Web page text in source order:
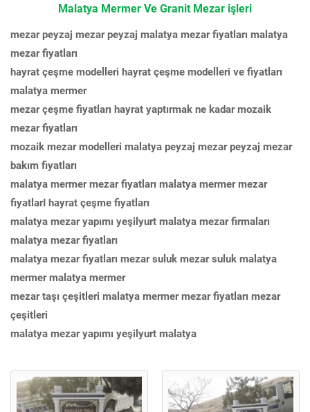
Malatya Mermer Ve Granit Mezar işleri
mezar peyzaj mezar peyzaj malatya mezar fiyatları malatya
mezar fiyatları
hayrat çeşme modelleri hayrat çeşme modelleri ve fiyatları
malatya mermer
mezar çeşme fiyatları hayrat yaptırmak ne kadar mozaik
mezar fiyatları
mozaik mezar modelleri malatya peyzaj mezar peyzaj mezar
bakım fiyatları
malatya mermer mezar fiyatları malatya mermer mezar
fiyatlarI hayrat çeşme fiyatları
malatya mezar yapımı yeşilyurt malatya mezar firmaları
malatya mezar fiyatları
malatya mezar fiyatları mezar suluk mezar suluk malatya
mermer malatya mermer
mezar taşı çeşitleri malatya mermer mezar fiyatları mezar
çeşitleri
malatya mezar yapımı yeşilyurt malatya